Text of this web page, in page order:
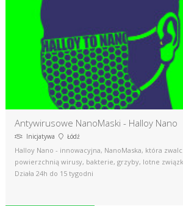
Antywirusowe NanoMaski - Halloy Nano
Inicjatywa Łódź
Halloy Nano - innowacyjna, NanoMaska, która
powierzchnią wirusy, bakterie, grzyby, lotne
Działa 24h do 15 tygodni